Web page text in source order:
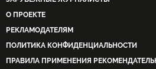
О ПРОЕКТЕ
РЕКЛАМОДАТЕЛЯМ
ПОЛИТИКА КОНФИДЕНЦИАЛЬНОСТИ
ПРАВИЛА ПРИМЕНЕНИЯ